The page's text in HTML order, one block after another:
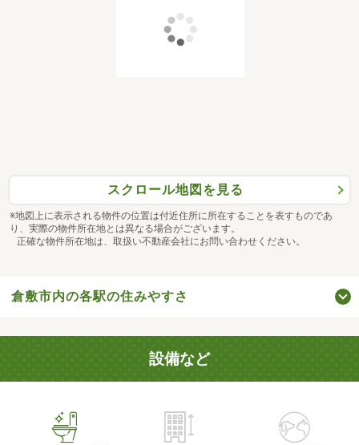
スクロール地図を見る
※地図上に表示される物件の位置は付近住所に所在することを表すものであ
り、実際の物件所在地とは異なる場合がございます。
正確な物件所在地は、取扱い不動産会社にお問い合わせください。
倉敷市内の各駅の住みやすさ
設備など